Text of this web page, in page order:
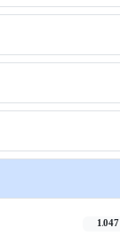
1,047